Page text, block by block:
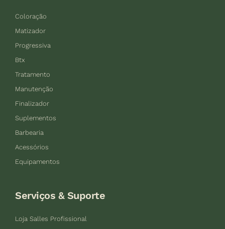
Coloração
Matizador
Progressiva
Btx
Tratamento
Manutenção
Finalizador
Suplementos
Barbearia
Acessórios
Equipamentos
Serviços & Suporte
Loja Salles Profissional